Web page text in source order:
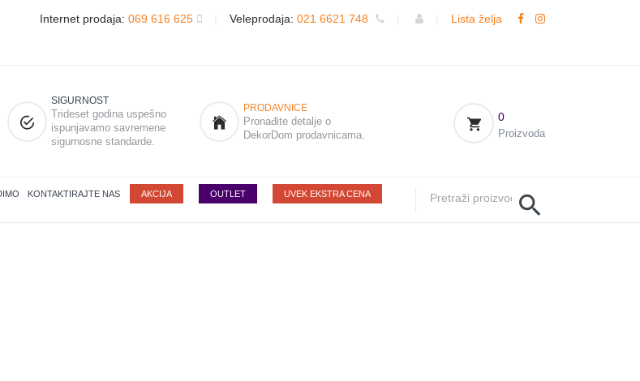
Internet prodaja: 069 616 625 Veleprodaja: 021 6621 748 Lista želja
SIGURNOST
Trideset godina uspešno
ispunjavamo savremene
sigurnosne standarde.
PRODAVNICE
Pronađite detalje o
DekorDom prodavnicama.
0
Proizvoda
KONTAKTIRAJTE NAS AKCIJA OUTLET UVEK EKSTRA CENA